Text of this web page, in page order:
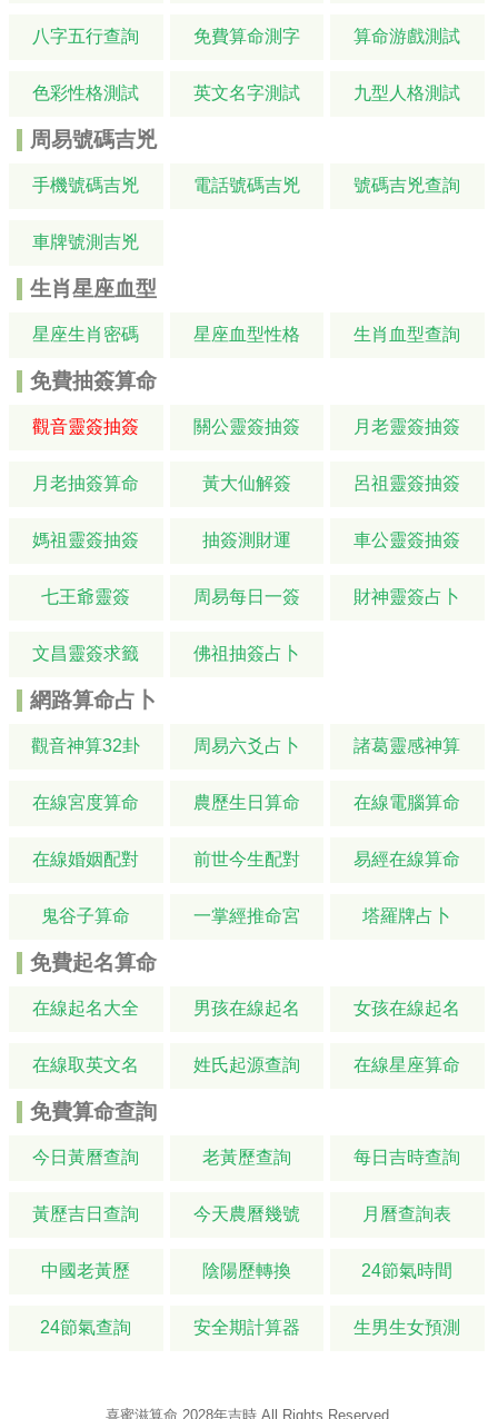
八字五行查詢 免費算命測字 算命游戲測試
色彩性格測試 英文名字測試 九型人格測試
周易號碼吉兇
手機號碼吉兇 電話號碼吉兇 號碼吉兇查詢
車牌號測吉兇
生肖星座血型
星座生肖密碼 星座血型性格 生肖血型查詢
免費抽簽算命
觀音靈簽抽簽 關公靈簽抽簽 月老靈簽抽簽
月老抽簽算命 黃大仙解簽 呂祖靈簽抽簽
媽祖靈簽抽簽 抽簽測財運 車公靈簽抽簽
七王爺靈簽 周易每日一簽 財神靈簽占卜
文昌靈簽求籤 佛祖抽簽占卜
網路算命占卜
觀音神算32卦 周易六爻占卜 諸葛靈感神算
在線宮度算命 農歷生日算命 在線電腦算命
在線婚姻配對 前世今生配對 易經在線算命
鬼谷子算命 一掌經推命宮 塔羅牌占卜
免費起名算命
在線起名大全 男孩在線起名 女孩在線起名
在線取英文名 姓氏起源查詢 在線星座算命
免費算命查詢
今日黃曆查詢 老黃歷查詢 每日吉時查詢
黃歷吉日查詢 今天農曆幾號 月曆查詢表
中國老黃歷 陰陽歷轉換 24節氣時間
24節氣查詢 安全期計算器 生男生女預測
喜蜜滋算命 2028年吉時All Rights Reserved.